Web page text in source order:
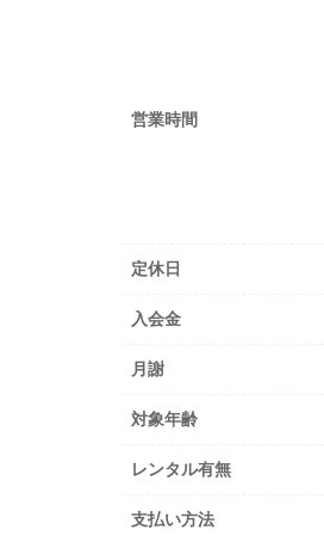
営業時間
定休日
入会金
月謝
対象年齢
レンタル有無
支払い方法